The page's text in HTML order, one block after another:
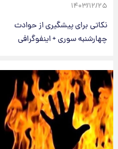
۱۴۰۳/۱۲/۲۵
نکاتی برای پیشگیری از حوادث
چهارشنبه سوری + اینفوگرافی